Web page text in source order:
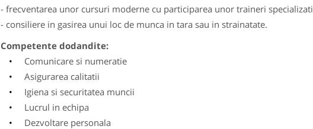
- frecventarea unor cursuri moderne cu participarea unor traineri specializati
- consiliere in gasirea unui loc de munca in tara sau in strainatate.
Competente dodandite:
Comunicare si numeratie
Asigurarea calitatii
Igiena si securitatea muncii
Lucrul in echipa
Dezvoltare personala